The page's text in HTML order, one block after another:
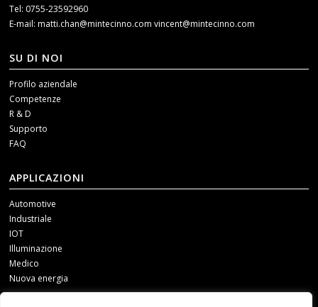
Tel: 0755-23592960
E-mail:matti.chan@mintecinno.comvincent@mintecinno.com
SU DI NOI
Profilo aziendale
Competenze
R & D
Supporto
FAQ
APPLICAZIONI
Automotive
Industriale
IOT
Illuminazione
Medico
Nuova energia